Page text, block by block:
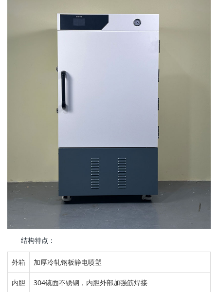
结构特点：
外箱 加厚冷轧钢板静电喷塑
内胆 304镜面不锈钢， 内胆外部加强筋焊接